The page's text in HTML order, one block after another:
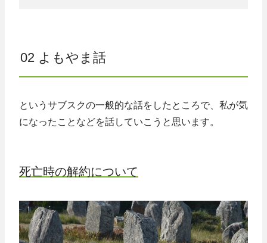
02 よもやま話
というサブスクの一般的な話をしたところで、私が気
になったことなどを話していこうと思います。
死亡時の解約について